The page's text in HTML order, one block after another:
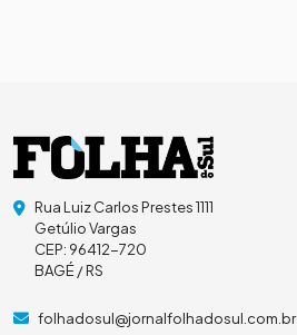
Rua Luiz Carlos Prestes 1111
Getúlio Vargas
CEP: 96412-720
BAGÉ / RS
folhadosul@jornalfolhadosul.com.br